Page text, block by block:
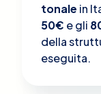
tonale in
50€ e gli
della
eseguita.